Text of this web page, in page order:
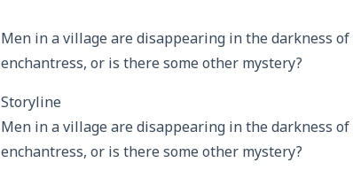
Men in a village are disappearing in the darkness
enchantress, or is there some other mystery?
Storyline
Men in a village are disappearing in the darkness
enchantress, or is there some other mystery?